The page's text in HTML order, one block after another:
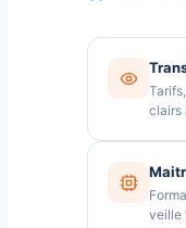
clairs
veille